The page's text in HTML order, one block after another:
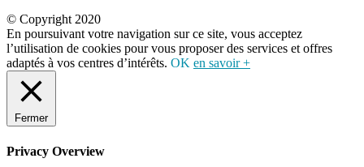
© Copyright 2020
En poursuivant votre navigation sur ce site, vous acceptez
l’utilisation de cookies pour vous proposer des services et offres
adaptés à vos centres d’intérêts. OK en savoir +
Fermer
Privacy Overview